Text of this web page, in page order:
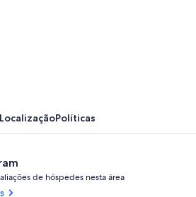
LocalizaçãoPolíticas
de hóspedes nesta área